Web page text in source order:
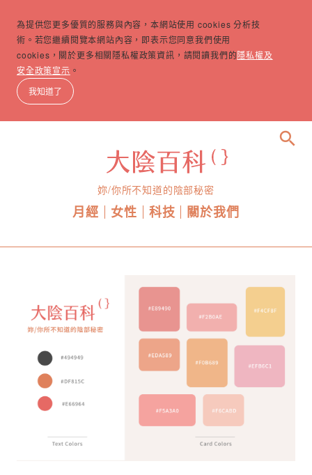
為提供您更多優質的服務與內容，本網站使用 cookies 分析技
術。若您繼續閱覽本網站內容，即表示您同意我們使用
cookies，關於更多相關隱私權政策資訊，請閱讀我們的隱私權及
安全政策宣示 。
我知道了
妳/你所不知道的陰部秘密
月經 女性 科技 關於我們
search